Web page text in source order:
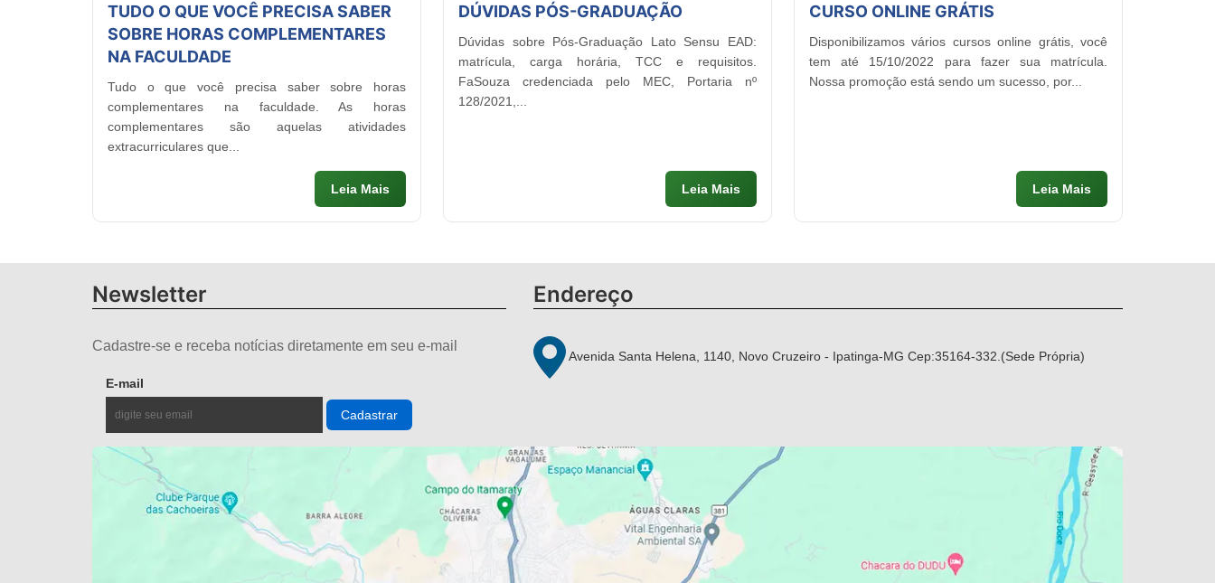
TUDO O QUE VOCÊ PRECISA SABER
SOBRE HORAS COMPLEMENTARES
NA FACULDADE
Tudo o que você precisa saber sobre horas
complementares na faculdade. As horas
complementares são aquelas atividades
extracurriculares que...
Leia Mais
DÚVIDAS PÓS-GRADUAÇÃO
Dúvidas sobre Pós-Graduação Lato Sensu EAD:
matrícula, carga horária, TCC e requisitos.
FaSouza credenciada pelo MEC, Portaria nº
128/2021,...
Leia Mais
CURSO ONLINE GRÁTIS
Disponibilizamos vários cursos online grátis, você
tem até 15/10/2022 para fazer sua matrícula.
Nossa promoção está sendo um sucesso, por...
Leia Mais
Newsletter
Cadastre-se e receba notícias diretamente em seu e-mail
E-mail
Endereço
Avenida Santa Helena, 1140, Novo Cruzeiro - Ipatinga-MG Cep:35164-332.(Sede Própria)